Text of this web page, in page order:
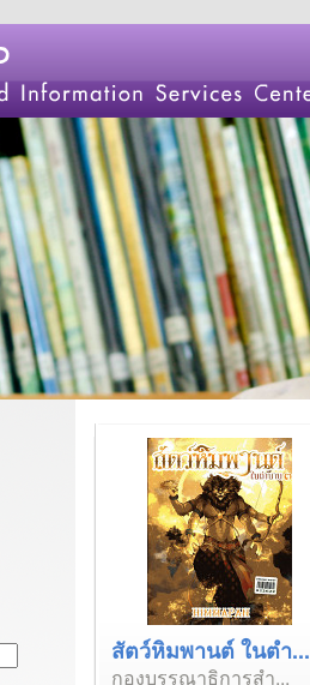
สัตว์หิมพานต์ ในตำ...
กองบรรณาธิการสำ...